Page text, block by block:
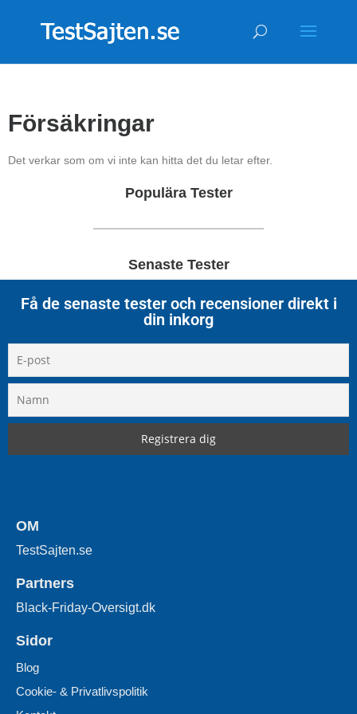
Försäkringar
Det verkar som om vi inte kan hitta det du letar efter.
Populära Tester
Senaste Tester
Få de senaste tester och recensioner direkt i
din inkorg
OM
TestSajten.se
Partners
Black-Friday-Oversigt.dk
Sidor
Blog
Cookie- & Privatlivspolitik